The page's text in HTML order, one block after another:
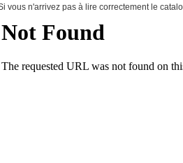
vous n'arrivez pas à lire correctement le